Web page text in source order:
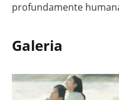
profundamente
Galeria